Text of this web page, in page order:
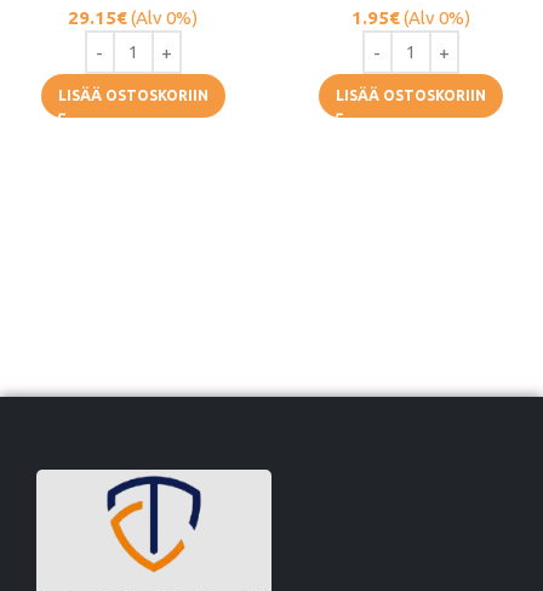
29.15€(Alv 0%)
LISÄÄ OSTOSKORIIN
1.95€(Alv 0%)
LISÄÄ OSTOSKORIIN